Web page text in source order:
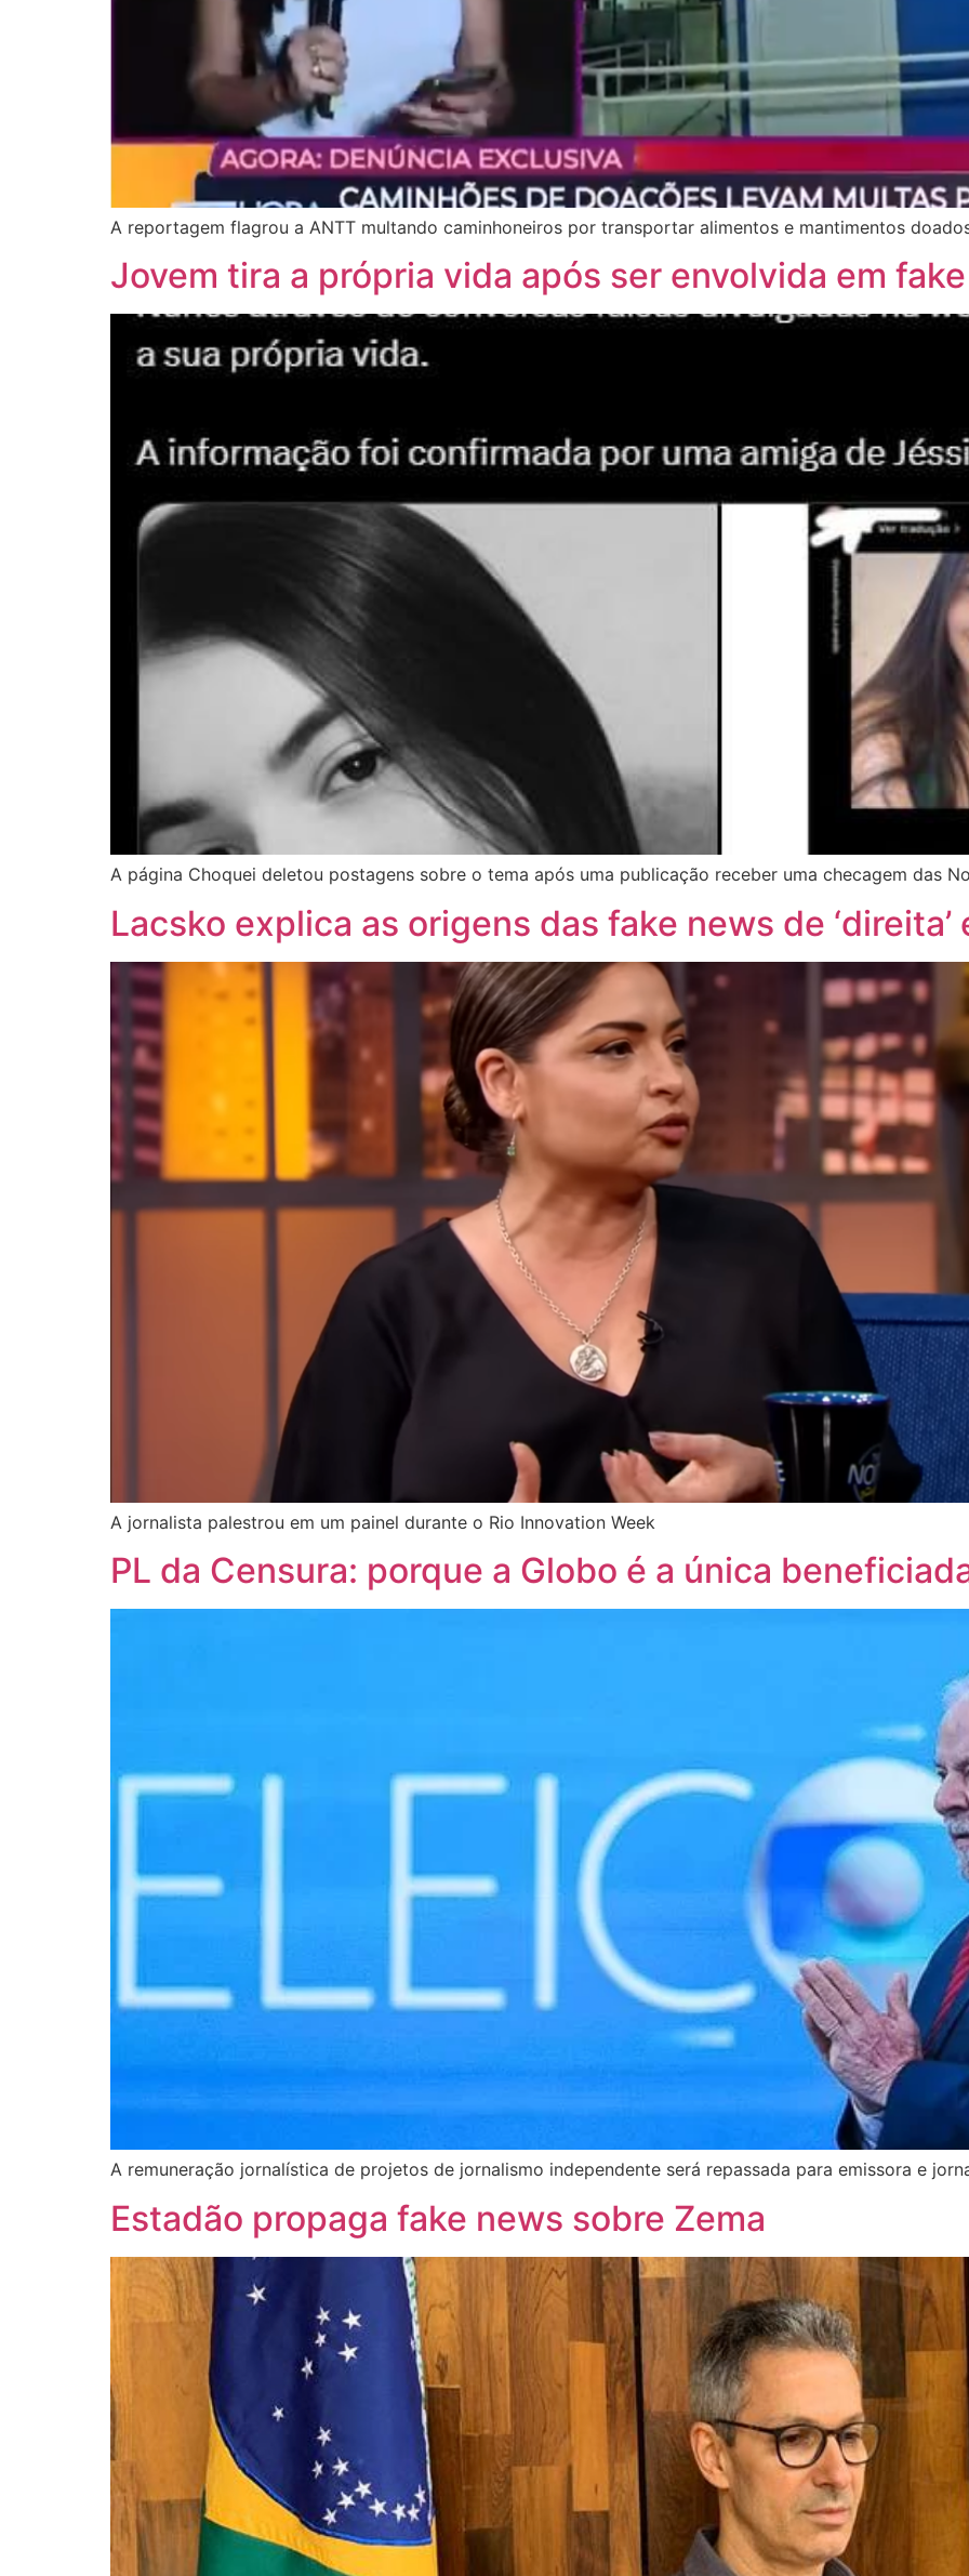
A reportagem flagrou a ANTT multando caminhoneiros por transportar alimentos e mantimentos
Jovem tira a própria vida após ser envolvida em
A página Choquei deletou postagens sobre o tema após uma publicação receber uma checagem das
Lacsko explica as origens das fake news de ‘direita’
A jornalista palestrou em um painel durante o Rio Innovation Week
PL da Censura: porque a Globo é a única
A remuneração jornalística de projetos de jornalismo independente será repassada para emissora e
Estadão propaga fake news sobre Zema